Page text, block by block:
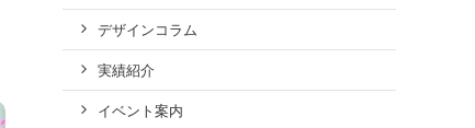
デザインコラム
実績紹介
イベント案内